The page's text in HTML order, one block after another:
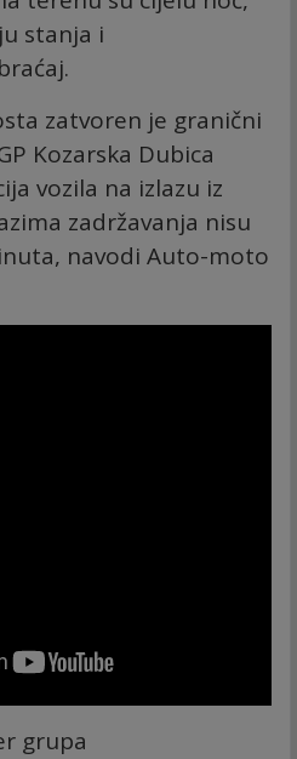
stanja i
zatvoren je granični
Kozarska Dubica
vozila na izlazu iz
zadržavanja nisu
navodi Auto-moto
grupa